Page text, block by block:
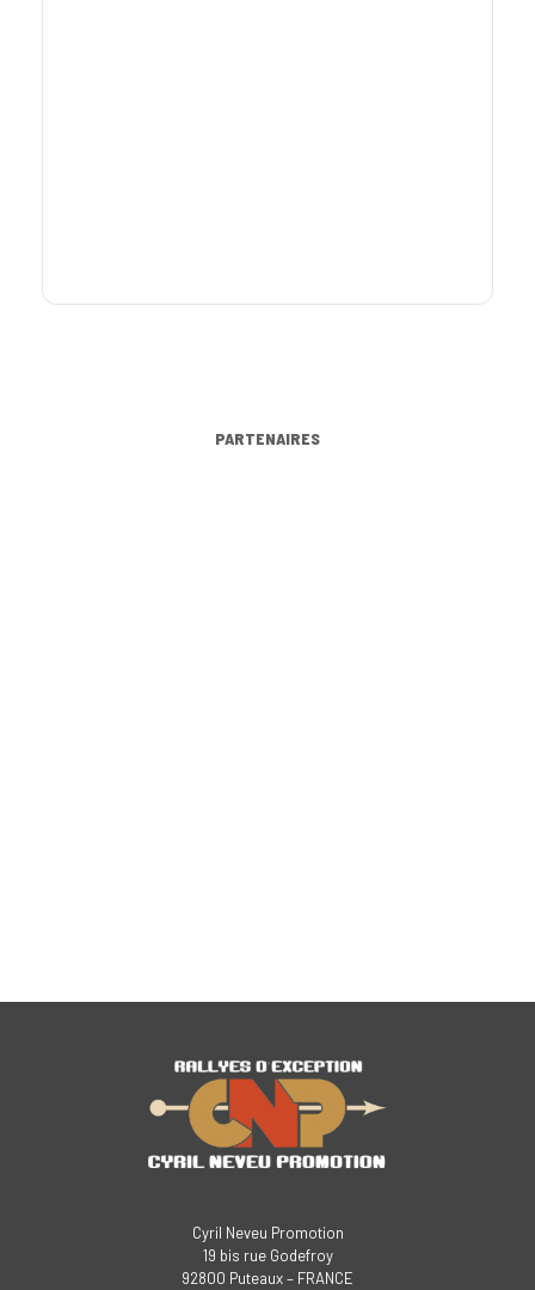
PARTENAIRES
Cyril Neveu Promotion
19 bis rue Godefroy
92800 Puteaux – FRANCE